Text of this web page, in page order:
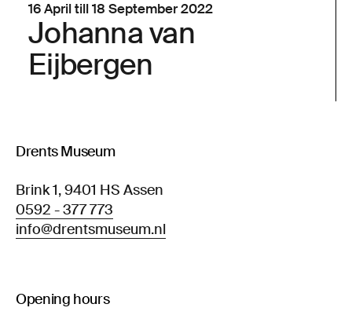
16 April till 18 September 2022
Johanna van
Eijbergen
Drents Museum
Brink 1, 9401 HS Assen
0592 - 377 773
info@drentsmuseum.nl
Opening hours